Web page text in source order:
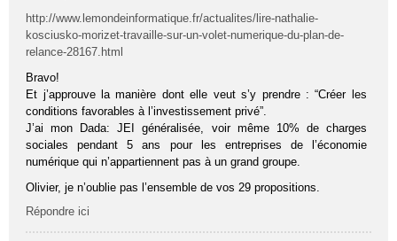
http://www.lemondeinformatique.fr/actualites/lire-nathalie-
kosciusko-morizet-travaille-sur-un-volet-numerique-du-plan-de-
relance-28167.html
Bravo!
Et j’approuve la manière dont elle veut s’y prendre : “Créer les
conditions favorables à l’investissement privé”.
J’ai mon Dada: JEI généralisée, voir même 10% de charges
sociales pendant 5 ans pour les entreprises de l’économie
numérique qui n’appartiennent pas à un grand groupe.
Olivier, je n’oublie pas l’ensemble de vos 29 propositions.
Répondre ici